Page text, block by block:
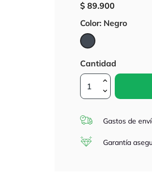
$ 89.900
Color: Negro
Negro
Cantidad
Gastos de
Garantía